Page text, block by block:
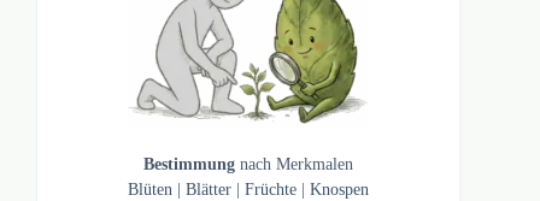
Bestimmungnach Merkmalen
Blüten |Blätter |Früchte |Knospen